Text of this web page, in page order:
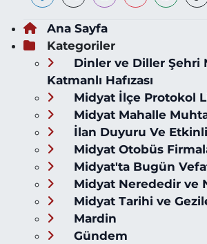
Ana Sayfa
Kategoriler
Dinler ve Diller Şehri
Katmanlı Hafızası
Midyat İlçe Protokol
Midyat Mahalle
İlan Duyuru Ve
Midyat Otobüs
Midyat'ta Bugün
Midyat Nerededir ve
Midyat Tarihi ve
Mardin
Gündem